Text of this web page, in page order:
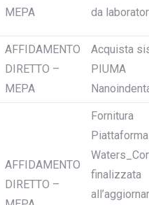
MEPA
da
AFFIDAMENTO
DIRETTO –
MEPA
Acquista
PIUMA
AFFIDAMENTO
DIRETTO –
Fornitura
Piattaforma
finalizzata